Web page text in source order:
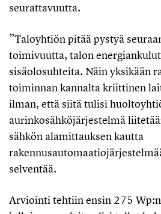
seurattavuutta.
”Taloyhtiön pitää pystyä
toimivuutta, talon
sisäolosuhteita. Näin yksikään
toiminnan kannalta kriittinen
ilman, että siitä tulisi
aurinkosähköjärjestelmä
sähkön alamittauksen kautta
selventää.
Arviointi tehtiin ensin 275